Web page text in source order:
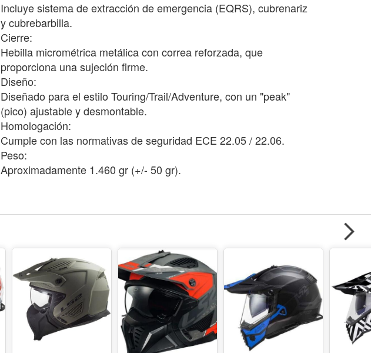
Incluye sistema de extracción de emergencia (EQRS), cubrenariz
y cubrebarbilla.
Cierre:
Hebilla micrométrica metálica con correa reforzada, que
proporciona una sujeción firme.
Diseño:
Diseñado para el estilo Touring/Trail/Adventure, con un "peak"
(pico) ajustable y desmontable.
Homologación:
Cumple con las normativas de seguridad ECE 22.05 / 22.06.
Peso:
Aproximadamente 1.460 gr (+/- 50 gr).